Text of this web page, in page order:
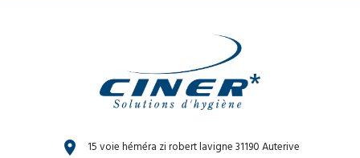
location_on 15 voie héméra zi robert lavigne 31190 Auterive